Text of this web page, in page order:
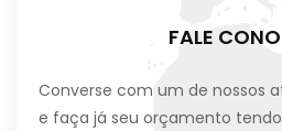
FALE
Converse com um de nossos
e faça já seu orçamento